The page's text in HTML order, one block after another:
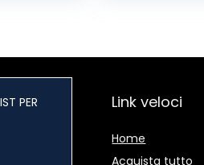
PER
Link veloci
Home
Acquista tutto